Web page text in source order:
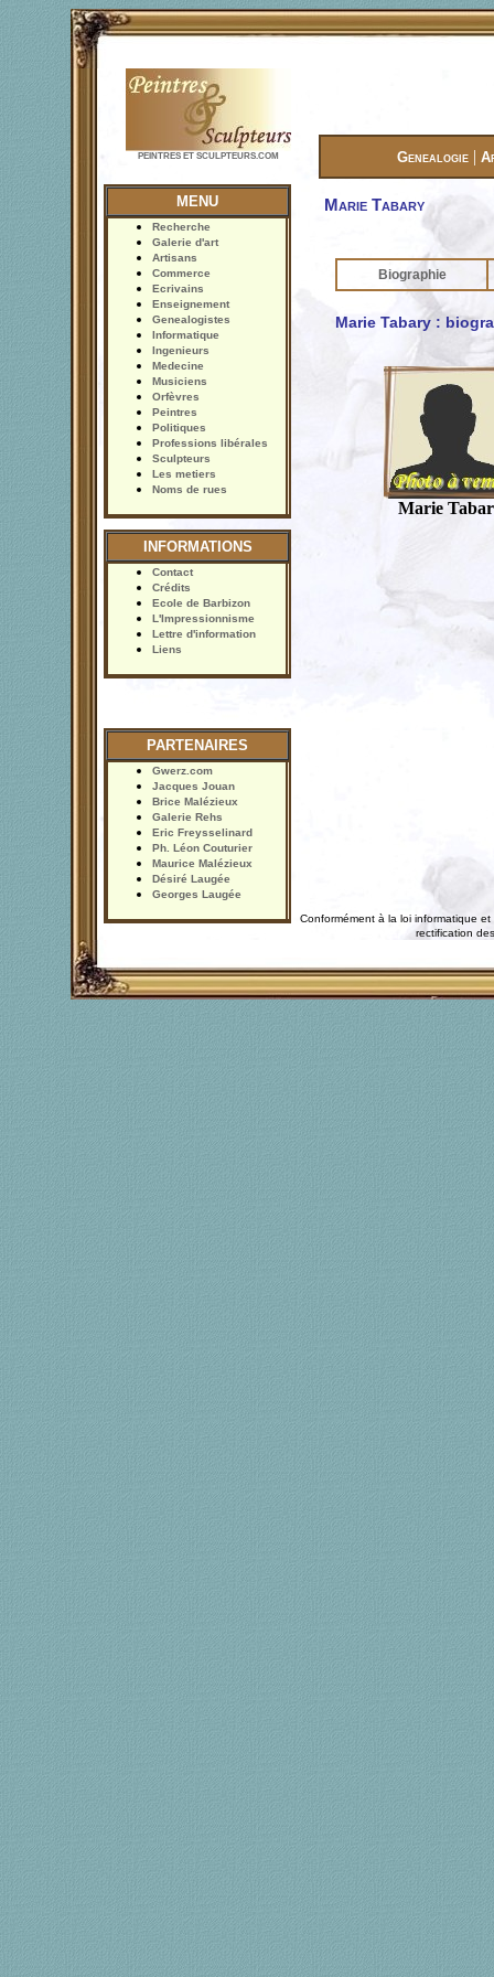
PEINTRES ET SCULPTEURS.COM Genealogie |
MENU
Recherche
Galerie d'art
Artisans
Commerce
Ecrivains
Enseignement
Genealogistes
Informatique
Ingenieurs
Medecine
Musiciens
Orfèvres
Peintres
Politiques
Professions libérales
Sculpteurs
Les metiers
Noms de rues
INFORMATIONS
Contact
Crédits
Ecole de Barbizon
L'Impressionnisme
Lettre d'information
Liens
PARTENAIRES
Gwerz.com
Jacques Jouan
Brice Malézieux
Galerie Rehs
Eric Freysselinard
Ph. Léon Couturier
Maurice Malézieux
Désiré Laugée
Georges Laugée
Marie Tabary
Biographie
Marie Tabary :
Marie
Conformément à la loi informatique
rectification